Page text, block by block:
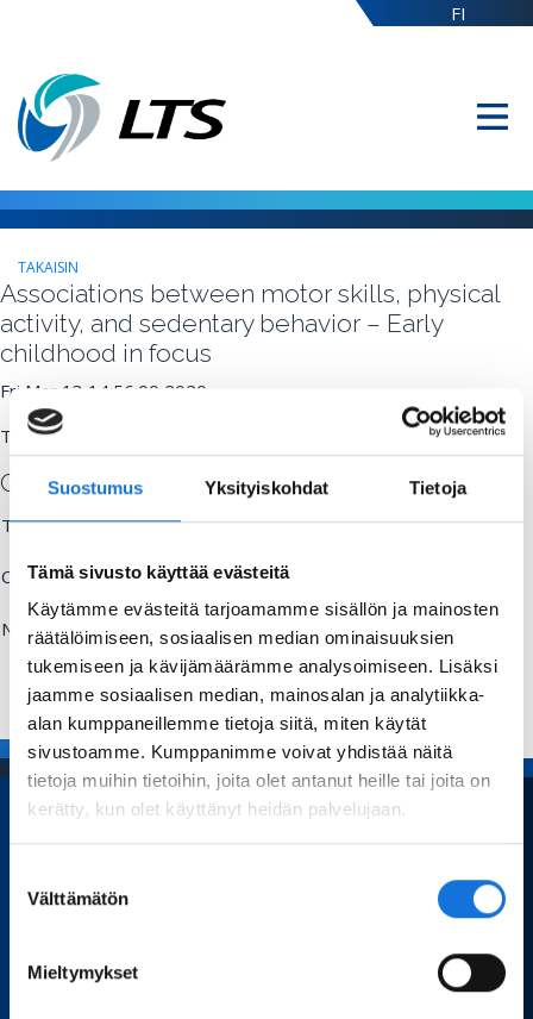
Suostumus Yksityiskohdat Tietoja
Tämä sivusto käyttää evästeitä
Käytämme evästeitä tarjoamamme sisällön ja mainosten
räätälöimiseen, sosiaalisen median ominaisuuksien
tukemiseen ja kävijämäärämme analysoimiseen. Lisäksi
jaamme sosiaalisen median, mainosalan ja analytiikka-
alan kumppaneillemme tietoja siitä, miten käytät
sivustoamme. Kumppanimme voivat yhdistää näitä
tietoja muihin tietoihin, joita olet antanut heille tai joita on
kerätty, kun olet käyttänyt heidän palvelujaan.
valinta
Välttämätön
Mieltymykset
FI
TAKAISIN
Associations between motor skills, physical
activity, and sedentary behavior – Early
childhood in focus
Fri Mar 13 14:56:00 2020
Tanja Matarma, University of Turku
Commenting
Title:
Comment:
Name:
Send